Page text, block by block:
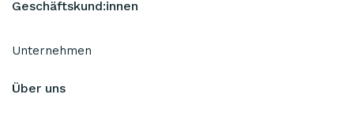
Geschäftskund:innen
Unternehmen
Über uns